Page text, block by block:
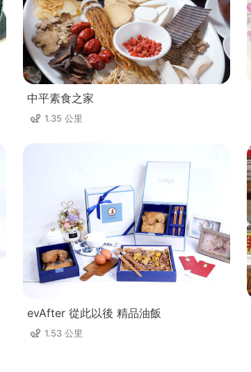
中平素食之家
1.35 公里
evAfter 從此以後 精品油飯
1.53 公里